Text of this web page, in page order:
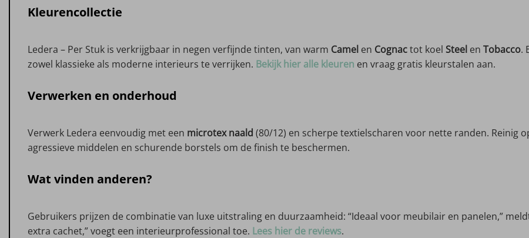
Kleurencollectie
Ledera – Per Stuk is verkrijgbaar in negen verfijnde tinten, van warm Camel en Cognactot koel Steel en Tobacco.
zowel klassieke als moderne interieurs te verrijken. Bekijk hier alle kleuren en vraag gratis kleurstalen aan.
Verwerken en onderhoud
Verwerk Ledera eenvoudig met een microtex naald (80/12) en scherpe textielscharen voor nette randen. Reinig
agressieve middelen en schurende borstels om de finish te beschermen.
Wat vinden anderen?
Gebruikers prijzen de combinatie van luxe uitstraling en duurzaamheid: “Ideaal voor meubilair en panelen,”
extra cachet,” voegt een interieurprofessional toe. Lees hier de reviews.